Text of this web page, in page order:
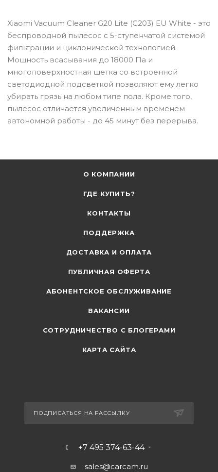
Xiaomi Vacuum Cleaner G20 Lite (С203) EU White - это
беспроводной пылесос с 5-ступенчатой системой
фильтрации и циклонической технологией.
Мощность всасывания до 18000 Па и
многоповерхностная щетка со встроенной
светодиодной подсветкой позволяют ему легко
убирать грязь на любом типе пола. Кроме того,
пылесос отличается увеличенным временем
автономной работы - до 45 минут без перерыва.
О КОМПАНИИ
ГДЕ КУПИТЬ?
КОНТАКТЫ
ПОДДЕРЖКА
ДОСТАВКА И ОПЛАТА
ПУБЛИЧНАЯ ОФЕРТА
АБОНЕНТСКОЕ ОБСЛУЖИВАНИЕ
ВАКАНСИИ
СОТРУДНИЧЕСТВО С БЛОГЕРАМИ
КАРТА САЙТА
ПОДПИСАТЬСЯ НА РАССЫЛКУ
+7 495 374-63-44
sales@carcam.ru